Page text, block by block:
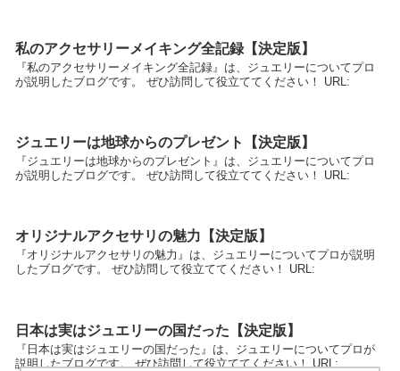
私のアクセサリーメイキング全記録【決定版】
『私のアクセサリーメイキング全記録』は、ジュエリーについてプロ
が説明したブログです。 ぜひ訪問して役立ててください！ URL:
ジュエリーは地球からのプレゼント【決定版】
『ジュエリーは地球からのプレゼント』は、ジュエリーについてプロ
が説明したブログです。 ぜひ訪問して役立ててください！ URL:
オリジナルアクセサリの魅力【決定版】
『オリジナルアクセサリの魅力』は、ジュエリーについてプロが説明
したブログです。 ぜひ訪問して役立ててください！ URL:
日本は実はジュエリーの国だった【決定版】
『日本は実はジュエリーの国だった』は、ジュエリーについてプロが
説明したブログです。 ぜひ訪問して役立ててください！ URL: